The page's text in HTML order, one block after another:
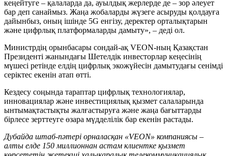
кеңейтуге – қалаларда да, ауылдық жерлерде де – зор әлеует
бар деп санаймыз. Жаңа жобаларды жүзеге асыруды қолдауға
дайынбыз, оның ішінде 5G енгізу, деректер орталықтарын
және цифрлық платформаларды дамыту», – деді ол.
Министрдің орынбасары сондай-ақ VEON-ның Қазақстан
Президенті жанындағы Шетелдік инвесторлар кеңесінің
мүшесі ретінде елдің цифрлық экожүйесін дамытудағы сенімді
серіктес екенін атап өтті.
Кездесу соңында тараптар цифрлық технологиялар,
инновациялар және инвестициялық қызмет салаларында
ынтымақтастықты жалғастыруға және жаңа бағыттарды
бірлесе зерттеуге өзара мүдделілік бар екенін растады.
Дубайда штаб-пәтері орналасқан «VEON» компаниясы –
алты елде 150 миллионнан астам клиентке қызмет